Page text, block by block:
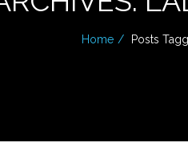
Home Posts